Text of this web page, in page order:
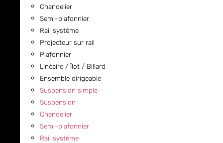
Chandelier
Semi-plafonnier
Rail système
Projecteur sur rail
Plafonnier
Linéaire / Îlot / Billard
Ensemble dirigeable
Suspension simple
Suspension
Chandelier
Semi-plafonnier
Rail système